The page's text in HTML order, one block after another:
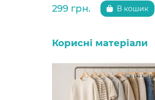
299 грн. В кошик
Корисні матеріали